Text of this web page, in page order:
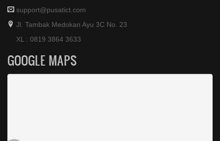
support@pusatict.com
Jl. Tambak Medokan Ayu 3C No. 23
XL : 0819 3864 3633
GOOGLE MAPS